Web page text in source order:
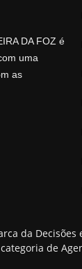
DA FOZ é
uma
as
da
de